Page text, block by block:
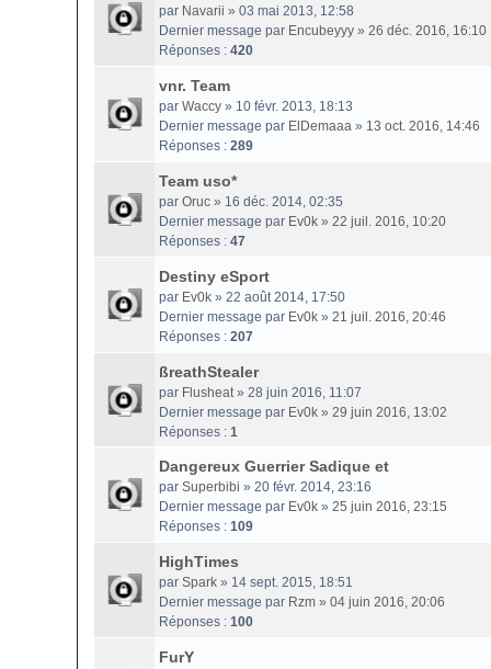
par Navarii » 03 mai 2013, 12:58
Dernier message par Encubeyyy » 26 déc. 2016, 16:10
Réponses : 420
vnr. Team
par Waccy » 10 févr. 2013, 18:13
Dernier message par ElDemaaa » 13 oct. 2016, 14:46
Réponses : 289
Team uso*
par Oruc » 16 déc. 2014, 02:35
Dernier message par Ev0k » 22 juil. 2016, 10:20
Réponses : 47
Destiny eSport
par Ev0k » 22 août 2014, 17:50
Dernier message par Ev0k » 21 juil. 2016, 20:46
Réponses : 207
ßreathStealer
par Flusheat» 28 juin 2016, 11:07
Dernier message par Ev0k » 29 juin 2016, 13:02
Réponses : 1
Dangereux Guerrier Sadique et
par Superbibi » 20 févr. 2014, 23:16
Dernier message par Ev0k » 25 juin 2016, 23:15
Réponses : 109
HighTimes
par Spark » 14 sept. 2015, 18:51
Dernier message par Rzm » 04 juin 2016, 20:06
Réponses : 100
FurY